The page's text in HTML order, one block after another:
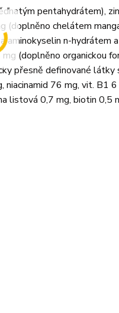
pentahydrátem),
(doplněno chelátem
aminokyselin n-hydrátem a
(doplněno organickou
přesně definované látky
76 mg, vit. B1 6
listová 0,7 mg, biotin 0,5